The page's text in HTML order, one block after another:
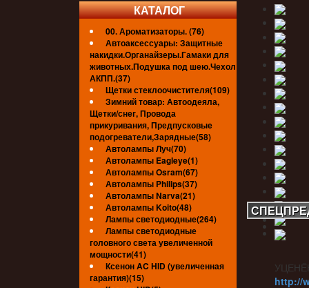
КАТАЛОГ
00. Ароматизаторы. (76)
Автоаксессуары: Защитные
накидки.Органайзеры.Гамаки для
животных.Подушка под шею.Чехол
АКПП.(37)
Щетки стеклоочистителя(109)
Зимний товар: Автоодеяла,
Щетки/снег, Провода
прикуривания, Предпусковые
подогреватели,Зарядные(58)
Автолампы Луч(70)
Автолампы Eagleye(1)
Автолампы Osram(67)
Автолампы Philips(37)
Автолампы Narva(21)
Автолампы Koito(48)
Лампы светодиодные(264)
Лампы светодиодные
головного света увеличенной
мощности(41)
Ксенон AC HID (увеличенная
гарантия)(15)
http://